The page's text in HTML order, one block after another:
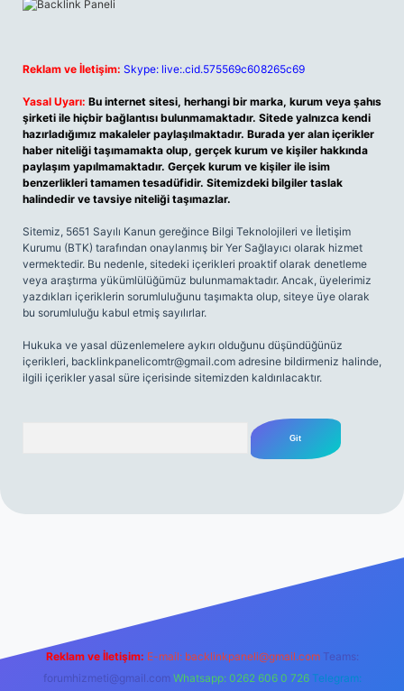
Reklam ve İletişim: Skype: live:.cid.575569c608265c69
Yasal Uyarı: Bu internet sitesi, herhangi bir marka, kurum veya şahıs
şirketi ile hiçbir bağlantısı bulunmamaktadır. Sitede yalnızca kendi
hazırladığımız makaleler paylaşılmaktadır. Burada yer alan içerikler
haber niteliği taşımamakta olup, gerçek kurum ve kişiler hakkında
paylaşım yapılmamaktadır. Gerçek kurum ve kişiler ile isim
benzerlikleri tamamen tesadüfidir. Sitemizdeki bilgiler taslak
halindedir ve tavsiye niteliği taşımazlar.
Sitemiz, 5651 Sayılı Kanun gereğince Bilgi Teknolojileri ve İletişim
Kurumu (BTK) tarafından onaylanmış bir Yer Sağlayıcı olarak hizmet
vermektedir. Bu nedenle, sitedeki içerikleri proaktif olarak denetleme
veya araştırma yükümlülüğümüz bulunmamaktadır. Ancak, üyelerimiz
yazdıkları içeriklerin sorumluluğunu taşımakta olup, siteye üye olarak
bu sorumluluğu kabul etmiş sayılırlar.
Hukuka ve yasal düzenlemelere aykırı olduğunu düşündüğünüz
içerikleri, backlinkpanelicomtr@gmail.com adresine bildirmeniz halinde,
ilgili içerikler yasal süre içerisinde sitemizden kaldırılacaktır.
Reklam ve İletişim: E-mail: backlinkpaneli@gmail.com Teams:
forumhizmeti@gmail.com Whatsapp: 0262 606 0 726 Telegram: